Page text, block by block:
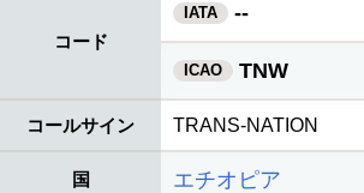
コード
IATA --
ICAO TNW
コールサイン TRANS-NATION
国 エチオピア